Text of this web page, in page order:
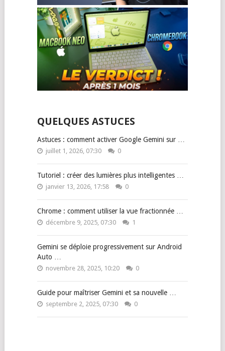
QUELQUES ASTUCES
Astuces : comment activer Google Gemini sur …
juillet 1, 2026, 07:30 0
Tutoriel : créer des lumières plus intelligentes …
janvier 13, 2026, 17:58 0
Chrome : comment utiliser la vue fractionnée …
décembre 9, 2025, 07:30 1
Gemini se déploie progressivement sur Android
Auto …
novembre 28, 2025, 10:20 0
Guide pour maîtriser Gemini et sa nouvelle …
septembre 2, 2025, 07:30 0